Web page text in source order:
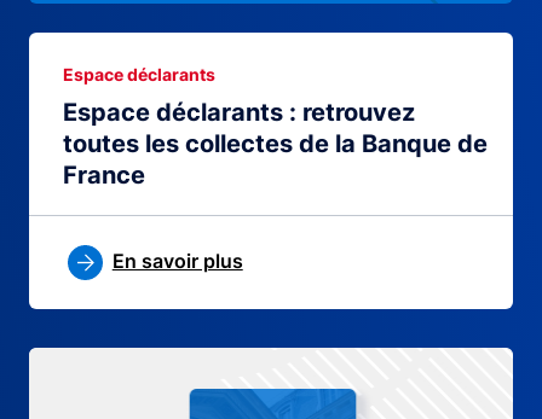
Espace déclarants : retrouvez
toutes les collectes de la Banque de
France
Espace déclarants
En savoir plus